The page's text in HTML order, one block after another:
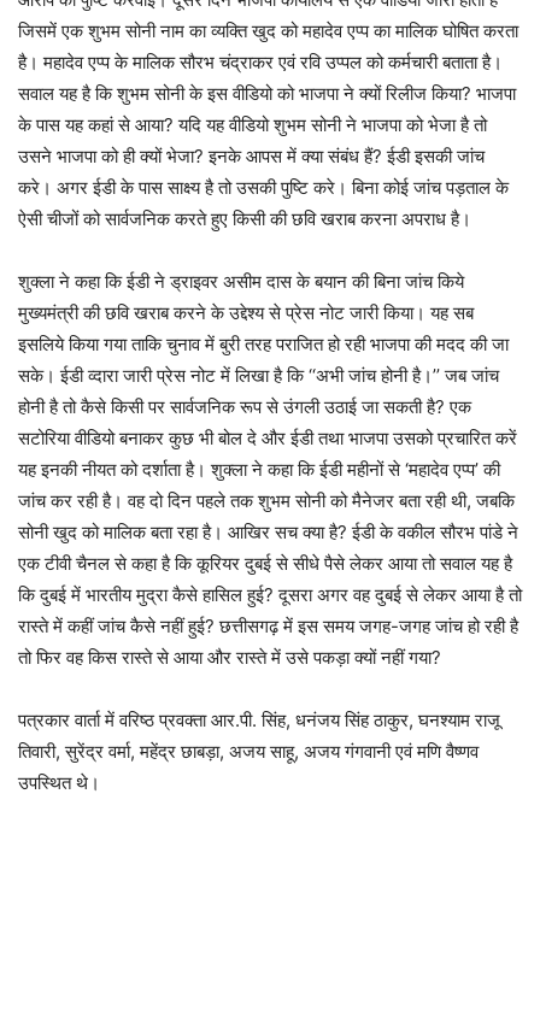
जिसमें एक शुभम सोनी नाम का व्यक्ति खुद को महादेव एप्प का मालिक घोषित करता
है। महादेव एप्प के मालिक सौरभ चंद्राकर एवं रवि उप्पल को कर्मचारी बताता है।
सवाल यह है कि शुभम सोनी के इस वीडियो को भाजपा ने क्यों रिलीज किया? भाजपा
के पास यह कहां से आया? यदि यह वीडियो शुभम सोनी ने भाजपा को भेजा है तो
उसने भाजपा को ही क्यों भेजा? इनके आपस में क्या संबंध हैं? ईडी इसकी जांच
करे। अगर ईडी के पास साक्ष्य है तो उसकी पुष्टि करे। बिना कोई जांच पड़ताल के
ऐसी चीजों को सार्वजनिक करते हुए किसी की छवि खराब करना अपराध है।
शुक्ला ने कहा कि ईडी ने ड्राइवर असीम दास के बयान की बिना जांच किये
मुख्यमंत्री की छवि खराब करने के उद्देश्य से प्रेस नोट जारी किया। यह सब
इसलिये किया गया ताकि चुनाव में बुरी तरह पराजित हो रही भाजपा की मदद की जा
सके। ईडी व्दारा जारी प्रेस नोट में लिखा है कि ‘‘अभी जांच होनी है।’’ जब जांच
होनी है तो कैसे किसी पर सार्वजनिक रूप से उंगली उठाई जा सकती है? एक
सटोरिया वीडियो बनाकर कुछ भी बोल दे और ईडी तथा भाजपा उसको प्रचारित करें
यह इनकी नीयत को दर्शाता है। शुक्ला ने कहा कि ईडी महीनों से ‘महादेव एप्प’ की
जांच कर रही है। वह दो दिन पहले तक शुभम सोनी को मैनेजर बता रही थी, जबकि
सोनी खुद को मालिक बता रहा है। आखिर सच क्या है? ईडी के वकील सौरभ पांडे ने
एक टीवी चैनल से कहा है कि कूरियर दुबई से सीधे पैसे लेकर आया तो सवाल यह है
कि दुबई में भारतीय मुद्रा कैसे हासिल हुई? दूसरा अगर वह दुबई से लेकर आया है तो
रास्ते में कहीं जांच कैसे नहीं हुई? छत्तीसगढ़ में इस समय जगह-जगह जांच हो रही है
तो फिर वह किस रास्ते से आया और रास्ते में उसे पकड़ा क्यों नहीं गया?
पत्रकार वार्ता में वरिष्ठ प्रवक्ता आर.पी. सिंह, धनंजय सिंह ठाकुर, घनश्याम राजू
तिवारी, सुरेंद्र वर्मा, महेंद्र छाबड़ा, अजय साहू, अजय गंगवानी एवं मणि वैष्णव
उपस्थित थे।